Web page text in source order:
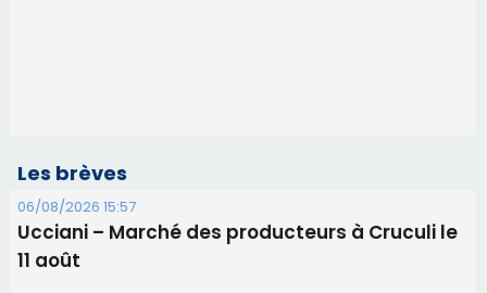
Les brèves
06/08/2026 15:57
Ucciani – Marché des producteurs à Cruculi le
11 août